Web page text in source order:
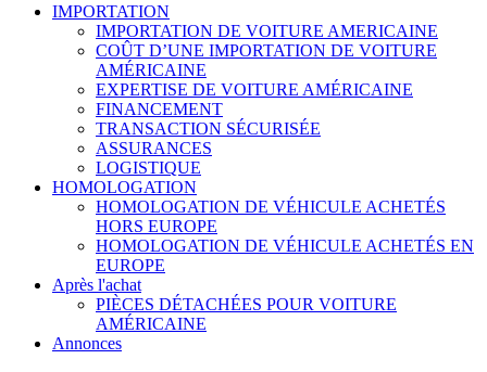
IMPORTATION
IMPORTATION DE VOITURE AMERICAINE
COÛT D’UNE IMPORTATION DE VOITURE
AMÉRICAINE
EXPERTISE DE VOITURE AMÉRICAINE
FINANCEMENT
TRANSACTION SÉCURISÉE
ASSURANCES
LOGISTIQUE
HOMOLOGATION
HOMOLOGATION DE VÉHICULE ACHETÉS
HORS EUROPE
HOMOLOGATION DE VÉHICULE ACHETÉS EN
EUROPE
Après l'achat
PIÈCES DÉTACHÉES POUR VOITURE
AMÉRICAINE
Annonces